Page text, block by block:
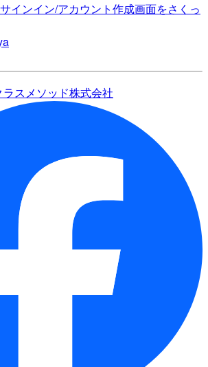
インイン/アカウント作成画面をさくっ
ラスメソッド株式会社